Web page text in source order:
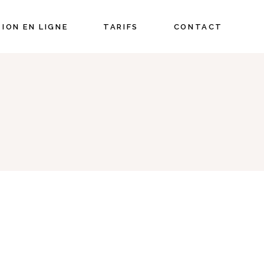
EN LIGNE TARIFS CONTACT